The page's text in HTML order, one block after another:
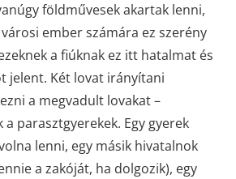
földművesek akartak lenni,
ember számára ez szerény
a fiúknak ez itt hatalmat és
jelent. Két lovat irányítani
a megvadult lovakat –
parasztgyerekek. Egy gyerek
lenni, egy másik hivatalnok
a zakóját, ha dolgozik), egy